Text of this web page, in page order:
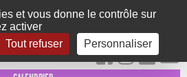
et vous donne le contrôle sur
activer
Tout refuser Personnaliser
KIDS EXPOS EVENTS